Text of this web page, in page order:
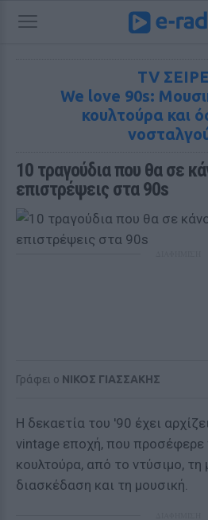
TV
We love 90s:
κουλτούρα και
10 τραγούδια που θα σε
επιστρέψεις στα 90s
Γράφει ο ΝΙΚΟΣ ΓΙΑΣΣΑΚΗΣ
Η δεκαετία του '90 έχει
vintage εποχή, που
κουλτούρα, από το ντύσιμο, τη
διασκέδαση και τη μουσική.